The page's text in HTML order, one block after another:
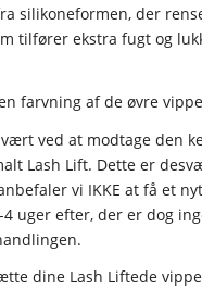
silikoneformen, der
tilfører ekstra fugt og
farvning af de øvre
ved at modtage den
Lash Lift. Dette er
vi IKKE at få et
uger efter, der er dog
dine Lash Liftede